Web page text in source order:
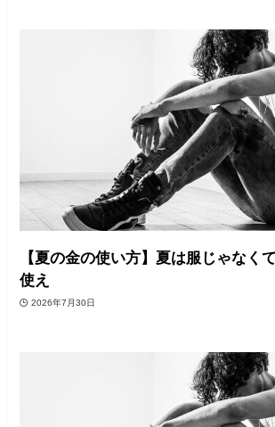
【夏の金の使い方】夏は服じゃなく
使え
2026年7月30日